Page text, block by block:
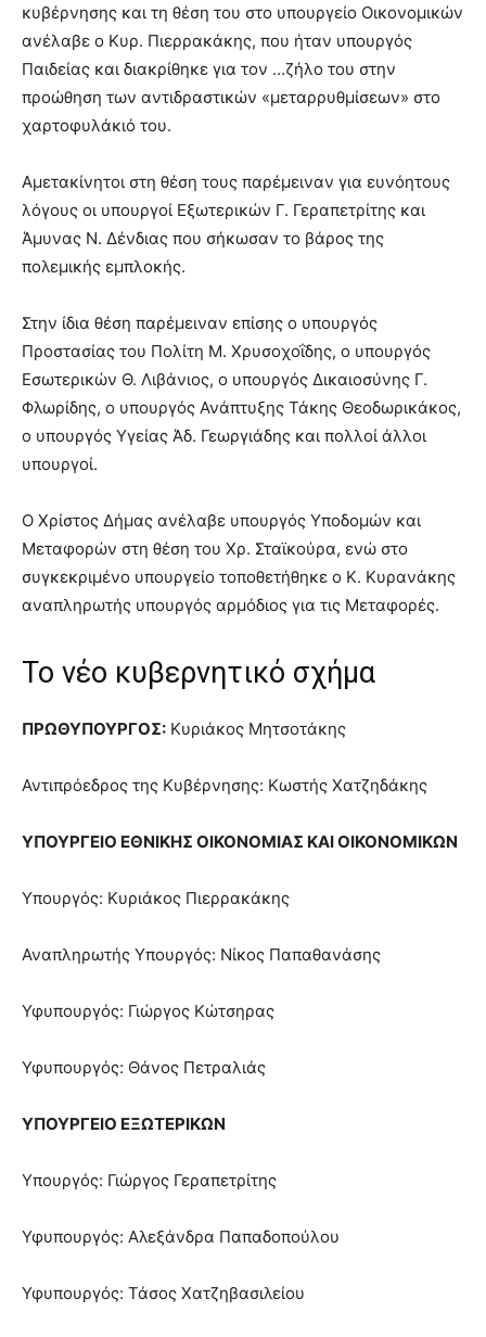
κυβέρνησης και τη θέση του στο υπουργείο Οικονομικών
ανέλαβε ο Κυρ. Πιερρακάκης, που ήταν υπουργός
Παιδείας και διακρίθηκε για τον …ζήλο του στην
προώθηση των αντιδραστικών «μεταρρυθμίσεων» στο
χαρτοφυλάκιό του.
Αμετακίνητοι στη θέση τους παρέμειναν για ευνόητους
λόγους οι υπουργοί Εξωτερικών Γ. Γεραπετρίτης και
Άμυνας Ν. Δένδιας που σήκωσαν το βάρος της
πολεμικής εμπλοκής.
Στην ίδια θέση παρέμειναν επίσης ο υπουργός
Προστασίας του Πολίτη Μ. Χρυσοχοΐδης, ο υπουργός
Εσωτερικών Θ. Λιβάνιος, ο υπουργός Δικαιοσύνης Γ.
Φλωρίδης, ο υπουργός Ανάπτυξης Τάκης Θεοδωρικάκος,
ο υπουργός Υγείας Άδ. Γεωργιάδης και πολλοί άλλοι
υπουργοί.
Ο Χρίστος Δήμας ανέλαβε υπουργός Υποδομών και
Μεταφορών στη θέση του Χρ. Σταϊκούρα, ενώ στο
συγκεκριμένο υπουργείο τοποθετήθηκε ο Κ. Κυρανάκης
αναπληρωτής υπουργός αρμόδιος για τις Μεταφορές.
Το νέο κυβερνητικό σχήμα
ΠΡΩΘΥΠΟΥΡΓΟΣ: Κυριάκος Μητσοτάκης
Αντιπρόεδρος της Κυβέρνησης: Κωστής Χατζηδάκης
ΥΠΟΥΡΓΕΙΟ ΕΘΝΙΚΗΣ ΟΙΚΟΝΟΜΙΑΣ ΚΑΙ ΟΙΚΟΝΟΜΙΚΩΝ
Υπουργός: Κυριάκος Πιερρακάκης
Αναπληρωτής Υπουργός: Νίκος Παπαθανάσης
Υφυπουργός: Γιώργος Κώτσηρας
Υφυπουργός: Θάνος Πετραλιάς
ΥΠΟΥΡΓΕΙΟ ΕΞΩΤΕΡΙΚΩΝ
Υπουργός: Γιώργος Γεραπετρίτης
Υφυπουργός: Αλεξάνδρα Παπαδοπούλου
Υφυπουργός: Τάσος Χατζηβασιλείου